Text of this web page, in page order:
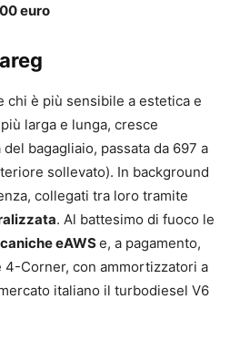
euro
chi è più sensibile a estetica e
larga e lunga, cresce
bagagliaio, passata da 697 a
sollevato). In background
collegati tra loro tramite
. Al battesimo di fuoco le
eAWSe, a pagamento,
Corner, con ammortizzatori a
italiano il turbodiesel V6